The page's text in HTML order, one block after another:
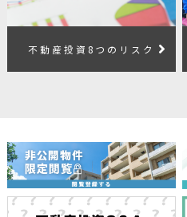
不動産投資8つのリスク